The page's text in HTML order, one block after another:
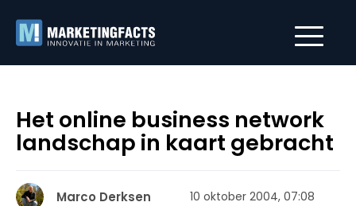
Het online business network
landschap in kaart gebracht
Marco Derksen 10 oktober 2004, 07:08